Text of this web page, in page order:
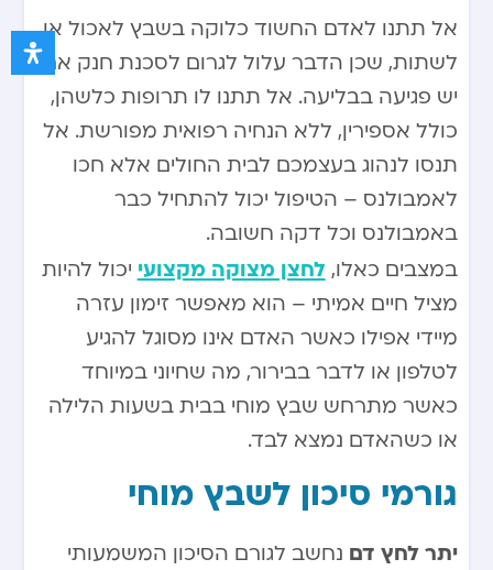
אל תתנו לאדם החשוד כלוקה בשבץ לאכול או
לשתות, שכן הדבר עלול לגרום לסכנת חנק אם
יש פגיעה בבליעה. אל תתנו לו תרופות כלשהן,
כולל אספירין, ללא הנחיה רפואית מפורשת. אל
תנסו לנהוג בעצמכם לבית החולים אלא חכו
לאמבולנס – הטיפול יכול להתחיל כבר
באמבולנס וכל דקה חשובה.
במצבים כאלו,לחצן מצוקה מקצועי יכול להיות
מציל חיים אמיתי – הוא מאפשר זימון עזרה
מיידי אפילו כאשר האדם אינו מסוגל להגיע
לטלפון או לדבר בבירור, מה שחיוני במיוחד
כאשר מתרחש שבץ מוחי בבית בשעות הלילה
או כשהאדם נמצא לבד.
גורמי סיכון לשבץ מוחי
יתר לחץ דם נחשב לגורם הסיכון המשמעותי